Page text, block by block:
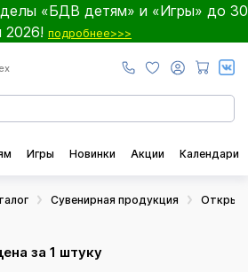
«БДВ детям» и «Игры» до 30
2026! подробнее>>>
Игры Новинки Акции Календари
Сувенирная продукция
за 1 штуку